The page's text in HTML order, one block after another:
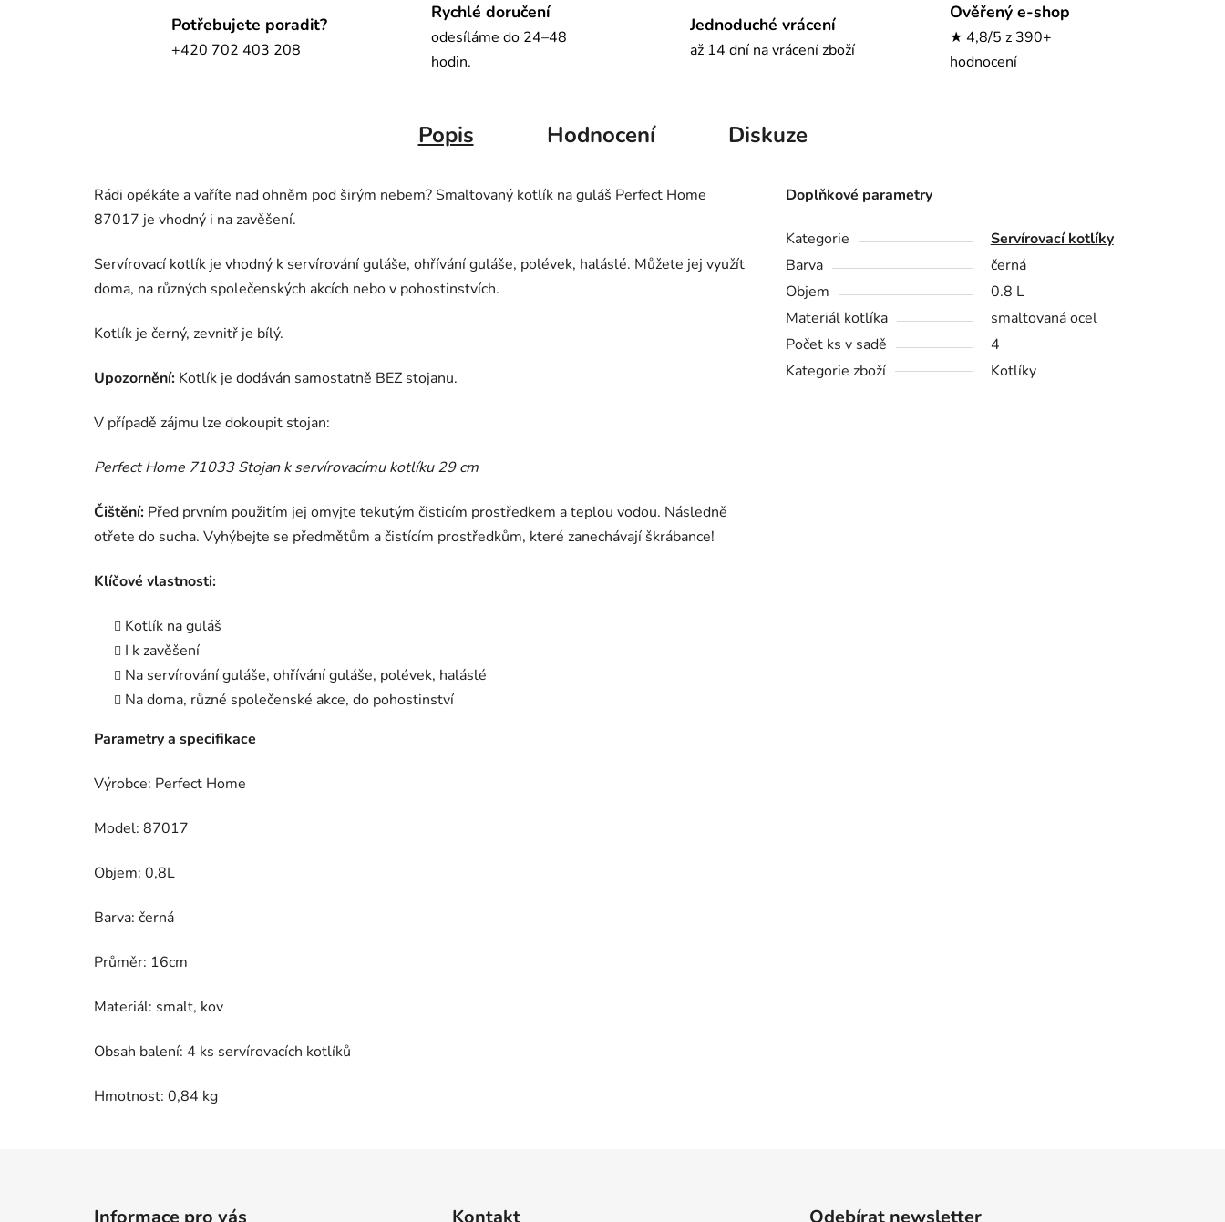
Potřebujete poradit?
+420 702 403 208
Rychlé doručení
odesíláme do 24–48
hodin.
Jednoduché vrácení
až 14 dní na vrácení zboží
Ověřený e-shop
★ 4,8/5 z 390+
hodnocení
Popis Hodnocení Diskuze
Rádi opékáte a vaříte nad ohněm pod širým nebem? Smaltovaný kotlík na guláš Perfect Home
87017 je vhodný i na zavěšení.
Servírovací kotlík je vhodný k servírování guláše, ohřívání guláše, polévek, haláslé. Můžete jej využít
doma, na různých společenských akcích nebo v pohostinstvích.
Kotlík je černý, zevnitř je bílý.
Upozornění: Kotlík je dodáván samostatně BEZ stojanu.
V případě zájmu lze dokoupit stojan:
Perfect Home 71033 Stojan k servírovacímu kotlíku 29 cm
Čištění: Před prvním použitím jej omyjte tekutým čisticím prostředkem a teplou vodou. Následně
otřete do sucha. Vyhýbejte se předmětům a čistícím prostředkům, které zanechávají škrábance!
Klíčové vlastnosti:
Kotlík na guláš
I k zavěšení
Na servírování guláše, ohřívání guláše, polévek, haláslé
Na doma, různé společenské akce, do pohostinství
Parametry a specifikace
Výrobce: Perfect Home
Model: 87017
Objem: 0,8L
Barva: černá
Průměr: 16cm
Materiál: smalt, kov
Obsah balení: 4 ks servírovacích kotlíků
Hmotnost: 0,84 kg
Doplňkové parametry
Kategorie
Servírovací kotlíky
Barva
černá
Objem
0.8 L
Materiál kotlíka
smaltovaná ocel
Počet ks v sadě
4
Kategorie zboží
Kotlíky